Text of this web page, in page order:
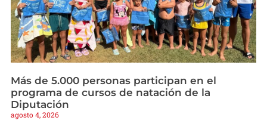
Más de 5.000 personas participan en el
programa de cursos de natación de la
Diputación
agosto 4, 2026